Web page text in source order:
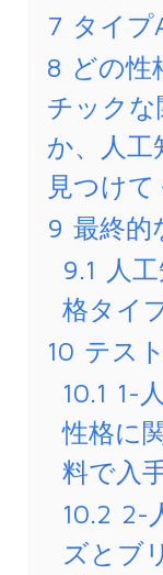
7 タイプ
8 どの性
チックな
か、人工
見つけ
9 最終的
9.1
人
格タイ
10 テス
10.1 1-
性格に
料で入
10.2 2-
ズとブ